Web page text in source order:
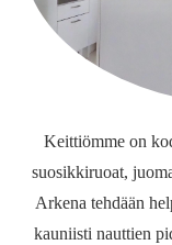
Keittiömme on
suosikkiruoat,
Arkena tehdään
kauniisti nauttien